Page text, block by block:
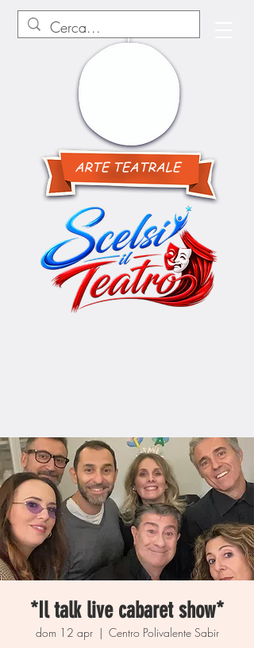
ARTE TEATRALE
*Il talk live cabaret show*
dom 12 apr
  |
Centro Polivalente Sabir